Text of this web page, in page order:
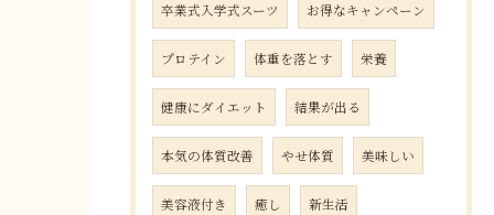
卒業式入学式スーツ お得なキャンペーン
プロテイン 体重を落とす 栄養
健康にダイエット 結果が出る
本気の体質改善 やせ体質 美味しい
美容液付き 癒し 新生活